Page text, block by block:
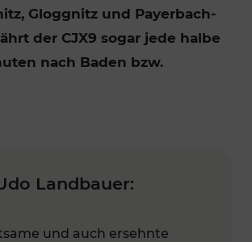
FAMOUS
Gloggnitz und Payerbach-
der CJX9 sogar jede halbe
nach Baden bzw.
Landbauer:
und auch ersehnte